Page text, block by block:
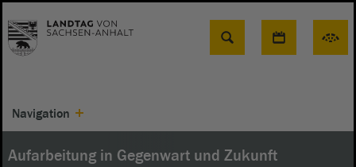
Suche
Navigation
Aufarbeitung in Gegenwart und Zukunft